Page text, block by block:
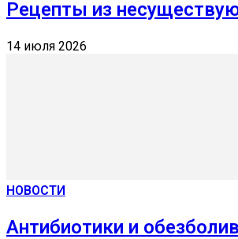
Рецепты из
14 июля 2026
НОВОСТИ
Антибиотики и